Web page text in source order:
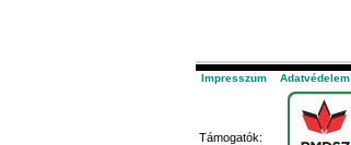
Impresszum Adatvédelem
Támogatók: